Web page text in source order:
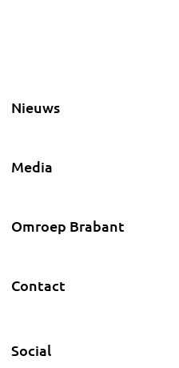
Nieuws
Media
Omroep Brabant
Contact
Social